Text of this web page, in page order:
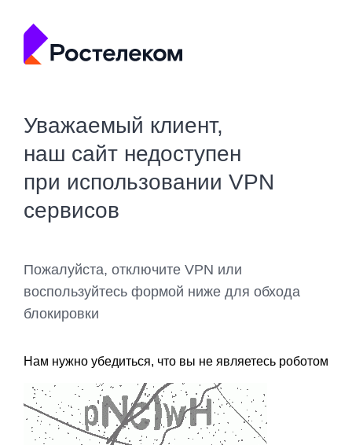
Уважаемый клиент,
наш сайт недоступен
при использовании VPN
сервисов
Пожалуйста, отключите VPN или
воспользуйтесь формой ниже для обхода
блокировки
Нам нужно убедиться, что вы не являетесь роботом